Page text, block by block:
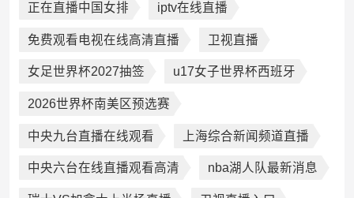
正在直播中国女排 iptv在线直播
免费观看电视在线高清直播 卫视直播
女足世界杯2027抽签 u17女子世界杯西班牙
2026世界杯南美区预选赛
中央九台直播在线观看 上海综合新闻频道直播
中央六台在线直播观看高清 nba湖人队最新消息